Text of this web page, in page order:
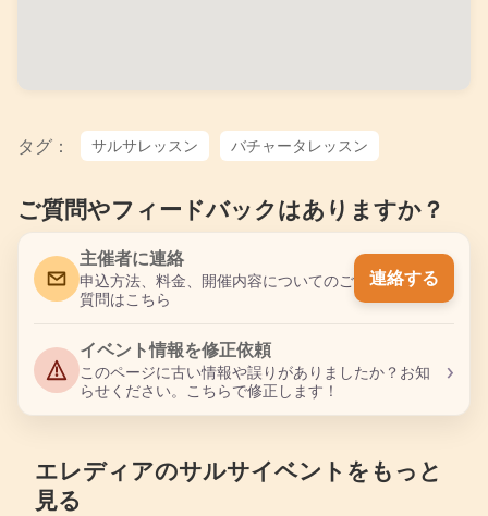
タグ： サルサレッスン バチャータレッスン
ご質問やフィードバックはありますか？
主催者に連絡
申込方法、料金、開催内容についてのご
質問はこちら
連絡する
イベント情報を修正依頼
このページに古い情報や誤りがありましたか？お知
らせください。こちらで修正します！
›
エレディアのサルサイベントをもっと
見る